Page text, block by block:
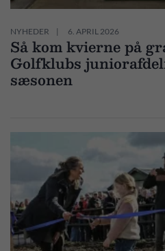
NYHEDER 6. APRIL 2026
Så kom kvierne på
Golfklubs
sæsonen